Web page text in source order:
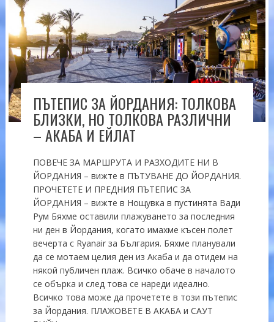
ПЪТЕПИС ЗА ЙОРДАНИЯ: ТОЛКОВА
БЛИЗКИ, НО ТОЛКОВА РАЗЛИЧНИ
– АКАБА И ЕЙЛАТ
ПОВЕЧЕ ЗА МАРШРУТА И РАЗХОДИТЕ НИ В
ЙОРДАНИЯ – вижте в ПЪТУВАНЕ ДО ЙОРДАНИЯ.
ПРОЧЕТЕТЕ И ПРЕДНИЯ ПЪТЕПИС ЗА
ЙОРДАНИЯ – вижте в Нощувка в пустинята Вади
Рум Бяхме оставили плажуването за последния
ни ден в Йордания, когато имахме късен полет
вечерта с Ryanair за България. Бяхме планували
да се мотаем целия ден из Акаба и да отидем на
някой публичен плаж. Всичко обаче в началото
се обърка и след това се нареди идеално.
Всичко това може да прочетете в този пътепис
за Йордания. ПЛАЖОВЕТЕ В АКАБА и САУТ